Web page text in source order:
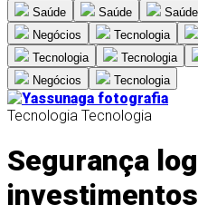
Saúde Saúde Saúde
Negócios
Tecnologia
Tecnologia
Tecnologia
Negócios
Tecnologia
Tecnologia Tecnologia
Segurança